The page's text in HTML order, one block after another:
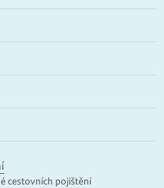
cestovních pojištění